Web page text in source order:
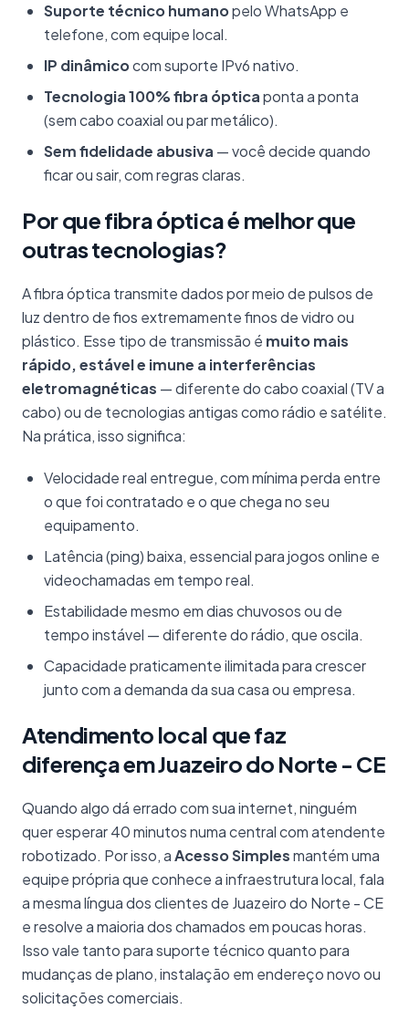
Suporte técnico humanopelo WhatsApp e
telefone, com equipe local.
IP dinâmicocom suporte IPv6 nativo.
Tecnologia 100% fibra ópticaponta a ponta
(sem cabo coaxial ou par metálico).
Sem fidelidade abusiva — você decide quando
ficar ou sair, com regras claras.
Por que fibra óptica é melhor que
outras tecnologias?
A fibra óptica transmite dados por meio de pulsos de
luz dentro de fios extremamente finos de vidro ou
plástico. Esse tipo de transmissão é muito mais
rápido, estável e imune a interferências
eletromagnéticas — diferente do cabo coaxial (TV a
cabo) ou de tecnologias antigas como rádio e satélite.
Na prática, isso significa:
Velocidade real entregue, com mínima perda entre
o que foi contratado e o que chega no seu
equipamento.
Latência (ping) baixa, essencial para jogos online e
videochamadas em tempo real.
Estabilidade mesmo em dias chuvosos ou de
tempo instável — diferente do rádio, que oscila.
Capacidade praticamente ilimitada para crescer
junto com a demanda da sua casa ou empresa.
Atendimento local que faz
diferença em Juazeiro do Norte - CE
Quando algo dá errado com sua internet, ninguém
quer esperar 40 minutos numa central com atendente
robotizado. Por isso, aAcesso Simplesmantém uma
equipe própria que conhece a infraestrutura local, fala
a mesma língua dos clientes de Juazeiro do Norte - CE
e resolve a maioria dos chamados em poucas horas.
Isso vale tanto para suporte técnico quanto para
mudanças de plano, instalação em endereço novo ou
solicitações comerciais.